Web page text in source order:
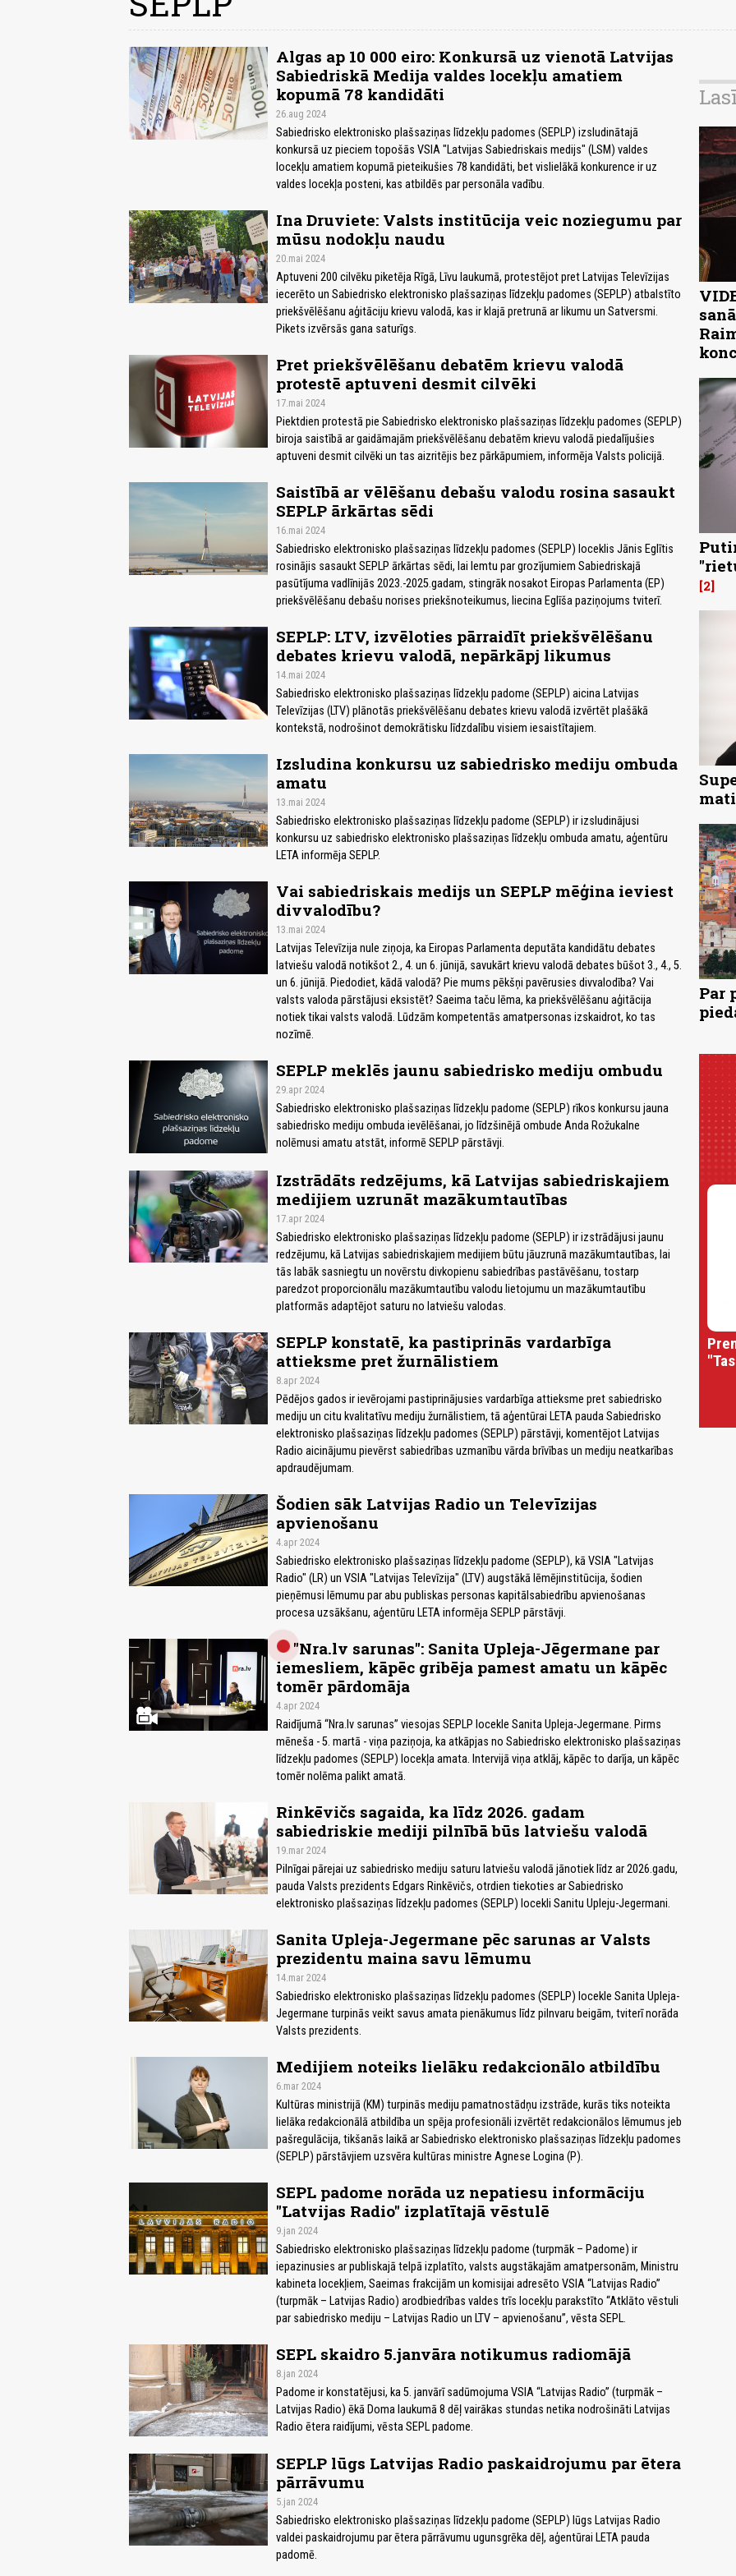
Algas ap 10 000 eiro: Konkursā uz vienotā Latvijas
Sabiedriskā Medija valdes locekļu amatiem
kopumā 78 kandidāti
26.aug 2024
Sabiedrisko elektronisko plašsaziņas līdzekļu padomes (SEPLP) izsludinātajā
konkursā uz pieciem topošās VSIA "Latvijas Sabiedriskais medijs" (LSM) valdes
locekļu amatiem kopumā pieteikušies 78 kandidāti, bet vislielākā konkurence ir uz
valdes locekļa posteni, kas atbildēs par personāla vadību.
Ina Druviete: Valsts institūcija veic noziegumu par
mūsu nodokļu naudu
20.mai 2024
Aptuveni 200 cilvēku piketēja Rīgā, Līvu laukumā, protestējot pret Latvijas Televīzijas
iecerēto un Sabiedrisko elektronisko plašsaziņas līdzekļu padomes (SEPLP) atbalstīto
priekšvēlēšanu aģitāciju krievu valodā, kas ir klajā pretrunā ar likumu un Satversmi.
Pikets izvērsās gana saturīgs.
Pret priekšvēlēšanu debatēm krievu valodā
protestē aptuveni desmit cilvēki
17.mai 2024
Piektdien protestā pie Sabiedrisko elektronisko plašsaziņas līdzekļu padomes (SEPLP)
biroja saistībā ar gaidāmajām priekšvēlēšanu debatēm krievu valodā piedalījušies
aptuveni desmit cilvēki un tas aizritējis bez pārkāpumiem, informēja Valsts policijā.
Saistībā ar vēlēšanu debašu valodu rosina sasaukt
SEPLP ārkārtas sēdi
16.mai 2024
Sabiedrisko elektronisko plašsaziņas līdzekļu padomes (SEPLP) loceklis Jānis Eglītis
rosinājis sasaukt SEPLP ārkārtas sēdi, lai lemtu par grozījumiem Sabiedriskajā
pasūtījuma vadlīnijās 2023.-2025.gadam, stingrāk nosakot Eiropas Parlamenta (EP)
priekšvēlēšanu debašu norises priekšnoteikumus, liecina Eglīša paziņojums tviterī.
SEPLP: LTV, izvēloties pārraidīt priekšvēlēšanu
debates krievu valodā, nepārkāpj likumus
14.mai 2024
Sabiedrisko elektronisko plašsaziņas līdzekļu padome (SEPLP) aicina Latvijas
Televīzijas (LTV) plānotās priekšvēlēšanu debates krievu valodā izvērtēt plašākā
kontekstā, nodrošinot demokrātisku līdzdalību visiem iesaistītajiem.
Izsludina konkursu uz sabiedrisko mediju ombuda
amatu
13.mai 2024
Sabiedrisko elektronisko plašsaziņas līdzekļu padome (SEPLP) ir izsludinājusi
konkursu uz sabiedrisko elektronisko plašsaziņas līdzekļu ombuda amatu, aģentūru
LETA informēja SEPLP.
Vai sabiedriskais medijs un SEPLP mēģina ieviest
divvalodību?
13.mai 2024
Latvijas Televīzija nule ziņoja, ka Eiropas Parlamenta deputāta kandidātu debates
latviešu valodā notikšot 2., 4. un 6. jūnijā, savukārt krievu valodā debates būšot 3., 4., 5.
un 6. jūnijā. Piedodiet, kādā valodā? Pie mums pēkšņi pavērusies divvalodība? Vai
valsts valoda pārstājusi eksistēt? Saeima taču lēma, ka priekšvēlēšanu aģitācija
notiek tikai valsts valodā. Lūdzām kompetentās amatpersonas izskaidrot, ko tas
nozīmē.
SEPLP meklēs jaunu sabiedrisko mediju ombudu
29.apr 2024
Sabiedrisko elektronisko plašsaziņas līdzekļu padome (SEPLP) rīkos konkursu jauna
sabiedrisko mediju ombuda ievēlēšanai, jo līdzšinējā ombude Anda Rožukalne
nolēmusi amatu atstāt, informē SEPLP pārstāvji.
Izstrādāts redzējums, kā Latvijas sabiedriskajiem
medijiem uzrunāt mazākumtautības
17.apr 2024
Sabiedrisko elektronisko plašsaziņas līdzekļu padome (SEPLP) ir izstrādājusi jaunu
redzējumu, kā Latvijas sabiedriskajiem medijiem būtu jāuzrunā mazākumtautības, lai
tās labāk sasniegtu un novērstu divkopienu sabiedrības pastāvēšanu, tostarp
paredzot proporcionālu mazākumtautību valodu lietojumu un mazākumtautību
platformās adaptējot saturu no latviešu valodas.
SEPLP konstatē, ka pastiprinās vardarbīga
attieksme pret žurnālistiem
8.apr 2024
Pēdējos gados ir ievērojami pastiprinājusies vardarbīga attieksme pret sabiedrisko
mediju un citu kvalitatīvu mediju žurnālistiem, tā aģentūrai LETA pauda Sabiedrisko
elektronisko plašsaziņas līdzekļu padomes (SEPLP) pārstāvji, komentējot Latvijas
Radio aicinājumu pievērst sabiedrības uzmanību vārda brīvības un mediju neatkarības
apdraudējumam.
Šodien sāk Latvijas Radio un Televīzijas
apvienošanu
4.apr 2024
Sabiedrisko elektronisko plašsaziņas līdzekļu padome (SEPLP), kā VSIA "Latvijas
Radio" (LR) un VSIA "Latvijas Televīzija" (LTV) augstākā lēmējinstitūcija, šodien
pieņēmusi lēmumu par abu publiskas personas kapitālsabiedrību apvienošanas
procesa uzsākšanu, aģentūru LETA informēja SEPLP pārstāvji.
"Nra.lv sarunas": Sanita Upleja-Jēgermane par
iemesliem, kāpēc gribēja pamest amatu un kāpēc
tomēr pārdomāja
4.apr 2024
Raidījumā “Nra.lv sarunas” viesojas SEPLP locekle Sanita Upleja-Jegermane. Pirms
mēneša - 5. martā - viņa paziņoja, ka atkāpjas no Sabiedrisko elektronisko plašsaziņas
līdzekļu padomes (SEPLP) locekļa amata. Intervijā viņa atklāj, kāpēc to darīja, un kāpēc
tomēr nolēma palikt amatā.
Rinkēvičs sagaida, ka līdz 2026. gadam
sabiedriskie mediji pilnībā būs latviešu valodā
19.mar 2024
Pilnīgai pārejai uz sabiedrisko mediju saturu latviešu valodā jānotiek līdz ar 2026.gadu,
pauda Valsts prezidents Edgars Rinkēvičs, otrdien tiekoties ar Sabiedrisko
elektronisko plašsaziņas līdzekļu padomes (SEPLP) locekli Sanitu Upleju-Jegermani.
Sanita Upleja-Jegermane pēc sarunas ar Valsts
prezidentu maina savu lēmumu
14.mar 2024
Sabiedrisko elektronisko plašsaziņas līdzekļu padomes (SEPLP) locekle Sanita Upleja-
Jegermane turpinās veikt savus amata pienākumus līdz pilnvaru beigām, tviterī norāda
Valsts prezidents.
Medijiem noteiks lielāku redakcionālo atbildību
6.mar 2024
Kultūras ministrijā (KM) turpinās mediju pamatnostādņu izstrāde, kurās tiks noteikta
lielāka redakcionālā atbildība un spēja profesionāli izvērtēt redakcionālos lēmumus jeb
pašregulācija, tikšanās laikā ar Sabiedrisko elektronisko plašsaziņas līdzekļu padomes
(SEPLP) pārstāvjiem uzsvēra kultūras ministre Agnese Logina (P).
SEPL padome norāda uz nepatiesu informāciju
"Latvijas Radio" izplatītajā vēstulē
9.jan 2024
Sabiedrisko elektronisko plašsaziņas līdzekļu padome (turpmāk – Padome) ir
iepazinusies ar publiskajā telpā izplatīto, valsts augstākajām amatpersonām, Ministru
kabineta locekļiem, Saeimas frakcijām un komisijai adresēto VSIA “Latvijas Radio”
(turpmāk – Latvijas Radio) arodbiedrības valdes trīs locekļu parakstīto “Atklāto vēstuli
par sabiedrisko mediju – Latvijas Radio un LTV – apvienošanu”, vēsta SEPL.
SEPL skaidro 5.janvāra notikumus radiomājā
8.jan 2024
Padome ir konstatējusi, ka 5. janvārī sadūmojuma VSIA “Latvijas Radio” (turpmāk –
Latvijas Radio) ēkā Doma laukumā 8 dēļ vairākas stundas netika nodrošināti Latvijas
Radio ētera raidījumi, vēsta SEPL padome.
SEPLP lūgs Latvijas Radio paskaidrojumu par ētera
pārrāvumu
5.jan 2024
Sabiedrisko elektronisko plašsaziņas līdzekļu padome (SEPLP) lūgs Latvijas Radio
valdei paskaidrojumu par ētera pārrāvumu ugunsgrēka dēļ, aģentūrai LETA pauda
padomē.
2
Par